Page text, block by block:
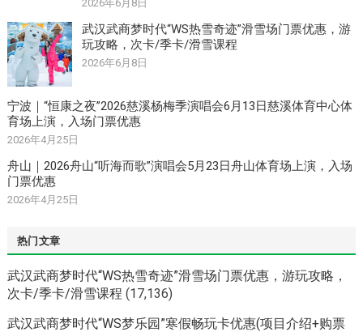
2026年6月8日
武汉武商梦时代“WS热雪奇迹”滑雪场门票优惠，游
玩攻略，次卡/季卡/滑雪课程
2026年6月8日
宁波｜“恒康之夜”2026慈溪杨梅季演唱会6月13日慈溪体育中心体
育场上演，入场门票优惠
2026年4月25日
舟山｜2026舟山“听海而歌”演唱会5月23日舟山体育场上演，入场
门票优惠
2026年4月25日
热门文章
武汉武商梦时代“WS热雪奇迹”滑雪场门票优惠，游玩攻略，
次卡/季卡/滑雪课程 (17,136)
武汉武商梦时代“WS梦乐园”寒假畅玩卡优惠(项目介绍+购票